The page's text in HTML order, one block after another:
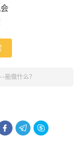
能做什么？
  